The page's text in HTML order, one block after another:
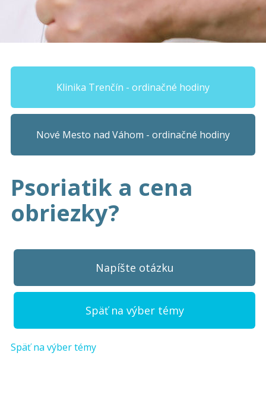
Klinika Trenčín - ordinačné hodiny
Nové Mesto nad Váhom - ordinačné hodiny
Psoriatik a cena
obriezky?
Napíšte otázku
Späť na výber témy
Späť na výber témy